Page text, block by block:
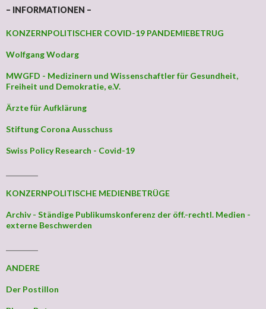
– INFORMATIONEN –
KONZERNPOLITISCHER COVID-19 PANDEMIEBETRUG
Wolfgang Wodarg
MWGFD - Medizinern und Wissenschaftler für Gesundheit,
Freiheit und Demokratie, e.V.
Ärzte für Aufklärung
Stiftung Corona Ausschuss
Swiss Policy Research - Covid-19
KONZERNPOLITISCHE MEDIENBETRÜGE
Archiv - Ständige Publikumskonferenz der öff.-rechtl. Medien -
externe Beschwerden
ANDERE
Der Postillon